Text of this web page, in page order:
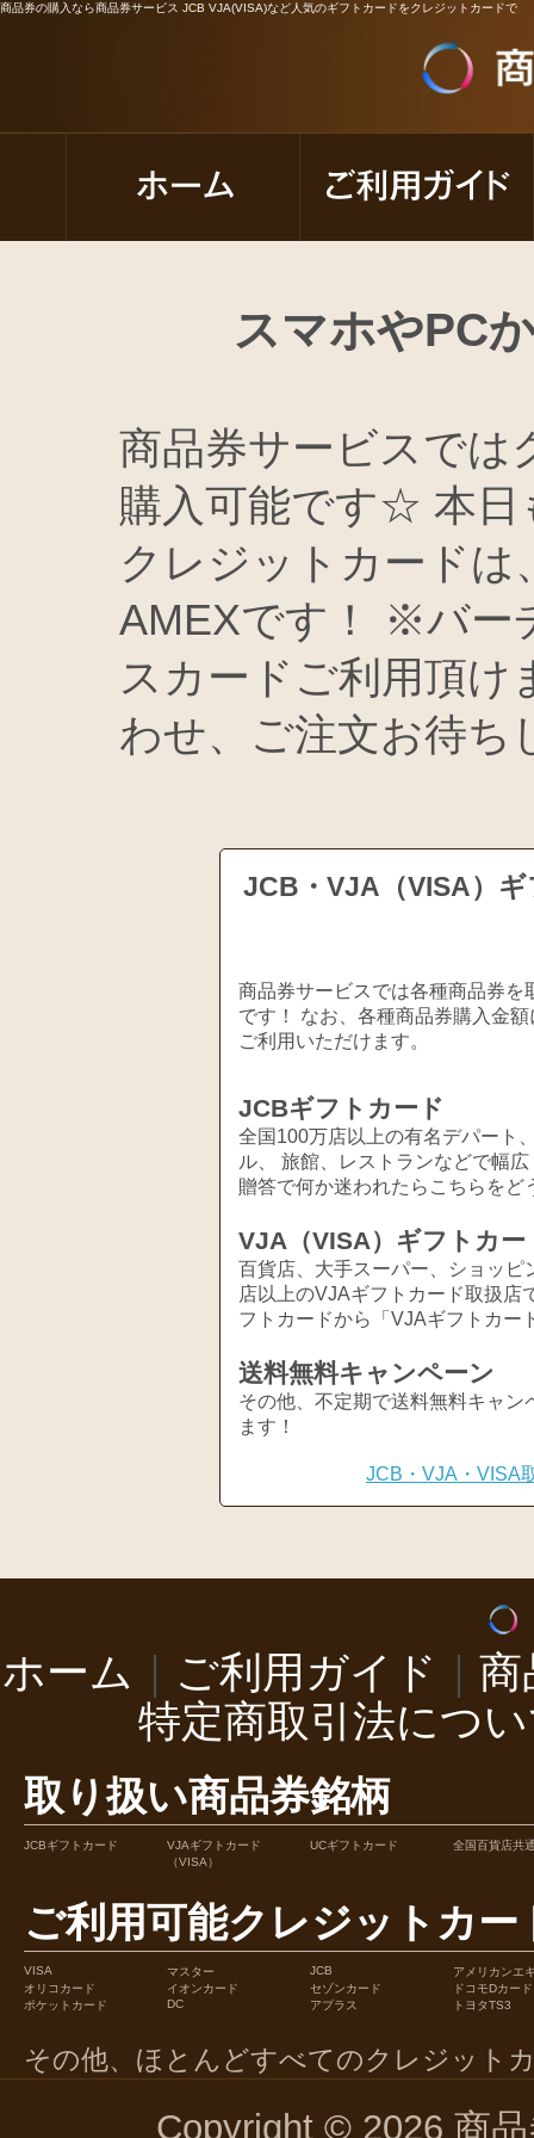
商品券の購入なら商品券サービス JCB VJA(VISA)など人気のギフトカードをクレジットカードで
スマホやPC
商品券サービスでは
購入可能です☆ 本日
クレジットカードは
AMEXです！ ※バー
スカードご利用頂け
わせ、ご注文お待ち
JCB・VJA（VISA）
商品券サービスでは各種商品券
です！ なお、各種商品券購入金
ご利用いただけます。
JCBギフトカード
全国100万店以上の有名デパート
ル、 旅館、レストランなどで幅
贈答で何か迷われたらこちらをど
VJA（VISA）ギフトカー
百貨店、大手スーパー、ショッ
店以上のVJAギフトカード取扱店
フトカードから「VJAギフトカー
送料無料キャンペーン
その他、不定期で送料無料キャ
ます！
JCB・VJA・VISA
ホーム ご利用ガイド
商
特定商取引法につ
取り扱い商品券銘柄
JCBギフトカード
VJAギフトカード
（VISA）
UCギフトカード 全国百貨店共
ご利用可能クレジットカー
VISA マスター JCB
アメリカンエ
オリコカード
イオンカード セゾンカード
ドコモDカード
ポケットカード
DC アプラス トヨタTS3
その他、ほとんどすべてのクレジット
Copyright © 2026 商